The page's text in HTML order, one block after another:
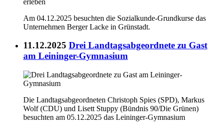
Am 04.12.2025 besuchten die Sozialkunde-Grundkurse das
Unternehmen Berger Lacke in Grünstadt.
11.12.2025 Drei Landtagsabgeordnete zu Gast
am Leininger-Gymnasium
Die Landtagsabgeordneten Christoph Spies (SPD), Markus
Wolf (CDU) und Lisett Stuppy (Bündnis 90/Die Grünen)
besuchten am 05.12.2025 das Leininger-Gymnasium